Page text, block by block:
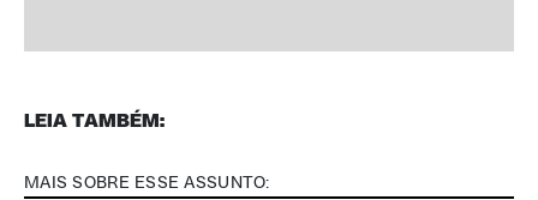
LEIA TAMBÉM:
MAIS SOBRE ESSE ASSUNTO: